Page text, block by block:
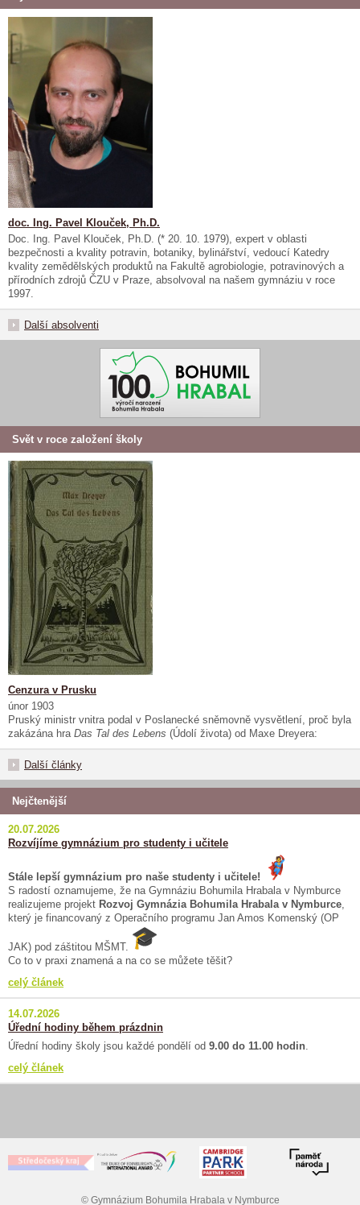
doc. Ing. Pavel Klouček, Ph.D.
Doc. Ing. Pavel Klouček, Ph.D. (* 20. 10. 1979), expert v oblasti
bezpečnosti a kvality potravin, botaniky, bylinářství, vedoucí Katedry
kvality zemědělských produktů na Fakultě agrobiologie, potravinových a
přírodních zdrojů ČZU v Praze, absolvoval na našem gymnáziu v roce
1997.
Další absolventi
Svět v roce založení školy
Cenzura v Prusku
únor 1903
Pruský ministr vnitra podal v Poslanecké sněmovně vysvětlení, proč byla
zakázána hra Das Tal des Lebens (Údolí života) od Maxe Dreyera:
Další články
Nejčtenější
20.07.2026
Rozvíjíme gymnázium pro studenty i učitele
Stále lepší gymnázium pro naše studenty i učitele!
S radostí oznamujeme, že na Gymnáziu Bohumila Hrabala v Nymburce
realizujeme projekt Rozvoj Gymnázia Bohumila Hrabala v Nymburce
který je financovaný z Operačního programu Jan Amos Komenský (OP
JAK) pod záštitou MŠMT.
Co to v praxi znamená a na co se můžete těšit?
celý článek
14.07.2026
Úřední hodiny během prázdnin
Úřední hodiny školy jsou každé pondělí od 9.00 do 11.00 hodin
celý článek
© Gymnázium Bohumila Hrabala v Nymburce